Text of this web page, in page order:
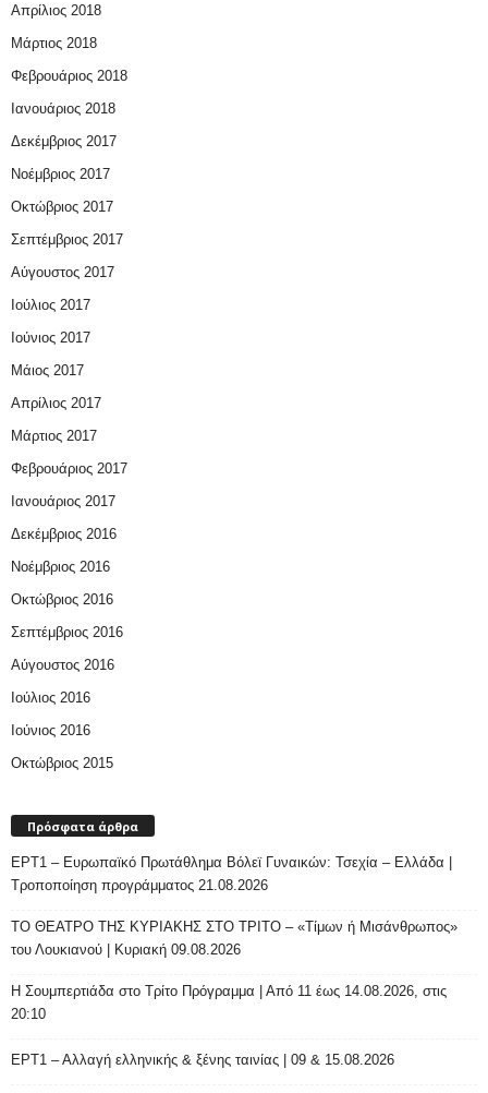
Απρίλιος 2018
Μάρτιος 2018
Φεβρουάριος 2018
Ιανουάριος 2018
Δεκέμβριος 2017
Νοέμβριος 2017
Οκτώβριος 2017
Σεπτέμβριος 2017
Αύγουστος 2017
Ιούλιος 2017
Ιούνιος 2017
Μάιος 2017
Απρίλιος 2017
Μάρτιος 2017
Φεβρουάριος 2017
Ιανουάριος 2017
Δεκέμβριος 2016
Νοέμβριος 2016
Οκτώβριος 2016
Σεπτέμβριος 2016
Αύγουστος 2016
Ιούλιος 2016
Ιούνιος 2016
Οκτώβριος 2015
Πρόσφατα άρθρα
ΕΡΤ1 – Ευρωπαϊκό Πρωτάθλημα Βόλεϊ Γυναικών: Τσεχία – Ελλάδα |
Τροποποίηση προγράμματος 21.08.2026
ΤΟ ΘΕΑΤΡΟ ΤΗΣ ΚΥΡΙΑΚΗΣ ΣΤΟ ΤΡΙΤΟ – «Τίμων ή Μισάνθρωπος»
του Λουκιανού | Κυριακή 09.08.2026
H Σουμπερτιάδα στο Τρίτο Πρόγραμμα | Από 11 έως 14.08.2026, στις
20:10
ΕΡΤ1 – Αλλαγή ελληνικής & ξένης ταινίας | 09 & 15.08.2026